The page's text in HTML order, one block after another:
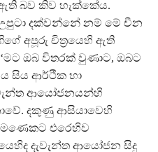
බව කිව හැක්කේය.
දක්වන්නේ නම් මේ චීන
අපූරු චිත‍්‍රයෙහි ඇති
ඔබ විතරක් වුණාට, ඔබට
සිය ආර්ථික හා
ආයෝජනයන්හි
දකුණු ආසියාවෙහි
එරෙහිව
දැවැන්ත ආයෝජන සිදු